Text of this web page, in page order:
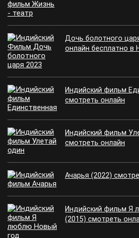
Дочь болотного
онлайн бесплатно в
Индийский фильм
смотреть онлайн
Индийский фильм
смотреть онлайн
Ачарья (2022)
Индийский фильм Я
(2015) смотреть